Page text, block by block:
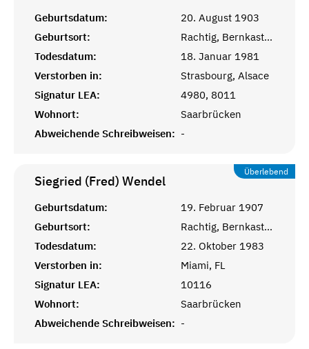
Geburtsdatum:
20. August 1903
Geburtsort:
Rachtig, Bernkastel-Wittlich
Todesdatum:
18. Januar 1981
Verstorben in:
Strasbourg, Alsace
Signatur LEA:
4980, 8011
Wohnort:
Saarbrücken
Abweichende Schreibweisen: -
Überlebend
Siegried (Fred) Wendel
Geburtsdatum:
19. Februar 1907
Geburtsort:
Rachtig, Bernkastel, Rheinprovinz
Todesdatum:
22. Oktober 1983
Verstorben in:
Miami, FL
Signatur LEA:
10116
Wohnort:
Saarbrücken
Abweichende Schreibweisen: -